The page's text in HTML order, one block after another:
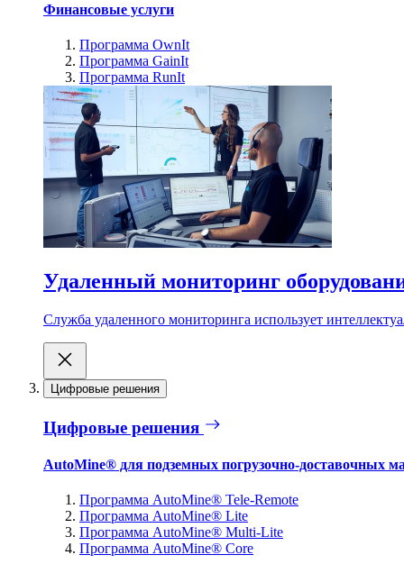
Финансовые услуги
Программа OwnIt
Программа GainIt
Программа RunIt
Удаленный мониторинг
Служба удаленного мониторинга использует
Цифровые решения
Цифровые решения
AutoMine® для подземных погрузочно-доставочных
Программа AutoMine® Tele-Remote
Программа AutoMine® Lite
Программа AutoMine® Multi-Lite
Программа AutoMine® Core